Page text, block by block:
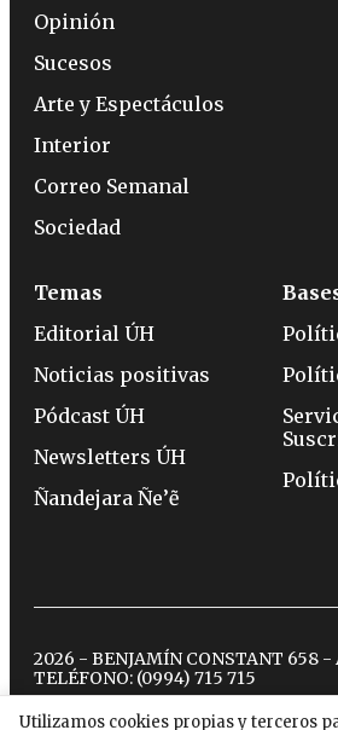
Utilizamos cookies propias y terceros
Opinión
Sucesos
Arte y Espectáculos
Interior
Correo Semanal
Sociedad
Temas
Editorial ÚH
Noticias positivas
Pódcast ÚH
Newsletters ÚH
Ñandejara Ñe’ẽ
2026 - BENJAMÍN CONSTANT 658 -
TELÉFONO: (0994) 715 715